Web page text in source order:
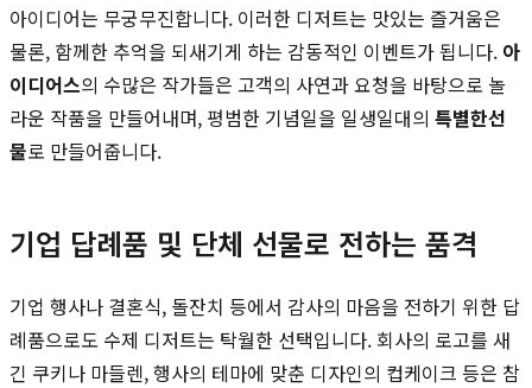
아이디어는 무궁무진합니다. 이러한 디저트는 맛있는 즐거움은
물론, 함께한 추억을 되새기게 하는 감동적인 이벤트가 됩니다. 아
이디어스의 수많은 작가들은 고객의 사연과 요청을 바탕으로 놀
라운 작품을 만들어내며, 평범한 기념일을 일생일대의 특별한선
물로 만들어줍니다.
기업 답례품 및 단체 선물로 전하는 품격
기업 행사나 결혼식, 돌잔치 등에서 감사의 마음을 전하기 위한 답
례품으로도 수제 디저트는 탁월한 선택입니다. 회사의 로고를 새
긴 쿠키나 마들렌, 행사의 테마에 맞춘 디자인의 컵케이크 등은 참